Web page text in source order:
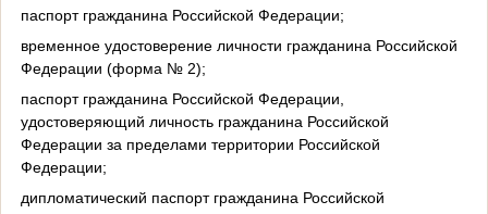
паспорт гражданина Российской Федерации;
временное удостоверение личности гражданина Российской
Федерации (форма № 2);
паспорт гражданина Российской Федерации,
удостоверяющий личность гражданина Российской
Федерации за пределами территории Российской
Федерации;
дипломатический паспорт гражданина Российской